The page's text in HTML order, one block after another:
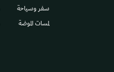
سفر وسياحة
لمسات الموضة